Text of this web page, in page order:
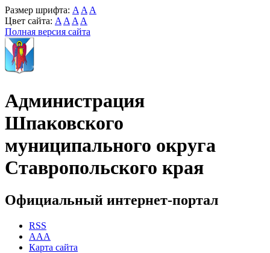
Размер шрифта: A A A
Цвет сайта: A A A A
Полная версия сайта
Администрация
Шпаковского
муниципального округа
Ставропольского края
Официальный интернет-портал
RSS
AAA
Карта сайта